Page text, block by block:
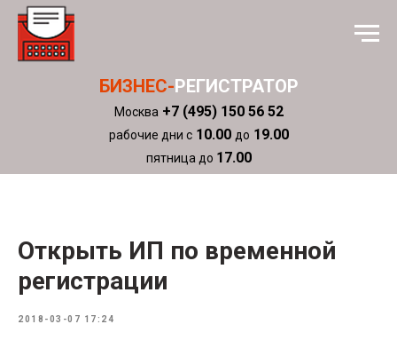
БИЗНЕС-РЕГИСТРАТОР
Москва +7 (495) 150 56 52
рабочие дни с 10.00 до 19.00
пятница до 17.00
Открыть ИП по временной
регистрации
2018-03-07 17:24